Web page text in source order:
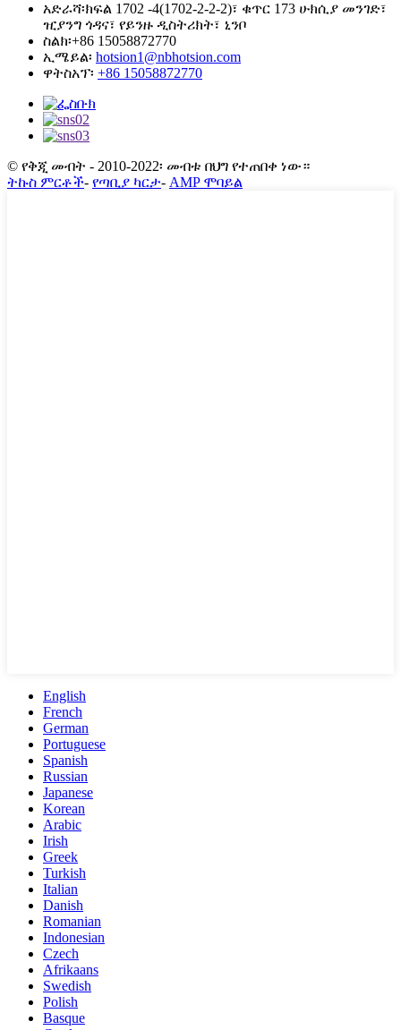
አድራሻ፡ክፍል 1702 -4(1702-2-2-2)፣ ቁጥር 173 ሁክሲያ መንገድ፣
ዢያንግ ጎዳና፣ የይንዙ ዲስትሪክት፣ ኒንቦ
ስልክ፡+86 15058872770
ኢሜይል፡ hotsion1@nbhotsion.com
ዋትስአፕ፡ +86 15058872770
© የቅጂ መብት - 2010-2022፡ መብቱ በህግ የተጠበቀ ነው።
ትኩስ ምርቶች- የጣቢያ ካርታ- AMP ሞባይል
English
French
German
Portuguese
Spanish
Russian
Japanese
Korean
Arabic
Irish
Greek
Turkish
Italian
Danish
Romanian
Indonesian
Czech
Afrikaans
Swedish
Polish
Basque